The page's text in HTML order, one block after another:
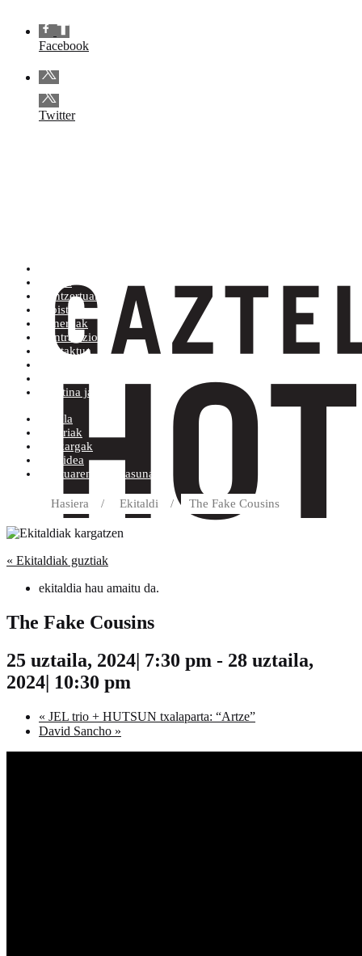
Facebook
Twitter
Kontzertuak
Albisteak
Generoak
Kontratazioa
Kontaktua
Boletina jaso
Arbela
Eskariak
Deskargak
Helbidea
Kontuaren Xehetasunak
Hasiera / Ekitaldi / The Fake Cousins
« Ekitaldiak guztiak
ekitaldia hau amaitu da.
The Fake Cousins
25 uztaila, 2024| 7:30 pm - 28 uztaila,
2024| 10:30 pm
« JEL trio + HUTSUN txalaparta: “Artze”
David Sancho »